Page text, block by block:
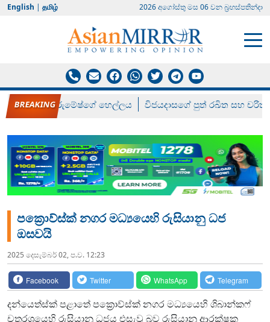
English | தமிழ் 2026 අගෝස්‍තු මස 06 වන බ්‍රහස්පතින්දා
රන් ගෙනා රුමේෂ්ගේ හෙල්ලය විජයදාසගේ පුත් රඛිත සහ චරිත්
පක්‍රොව්ස්ක් නගර මධ්‍යයෙහි රුසියානු ධජ
ඔසවයි
2025 දෙසැම්‍බර් 02, ප.ව. 12:23
Facebook Twitter WhatsApp Telegram
දන්යෙත්ස්ක් පළාතේ පක්‍රොව්ස්ක් නගර මධ්‍යයෙහි ශිබාන්කෆ්
චතුරශ්‍රයෙහි රුසියානු ධජය එසැවූ බව රුසියානු ආරක්ෂක